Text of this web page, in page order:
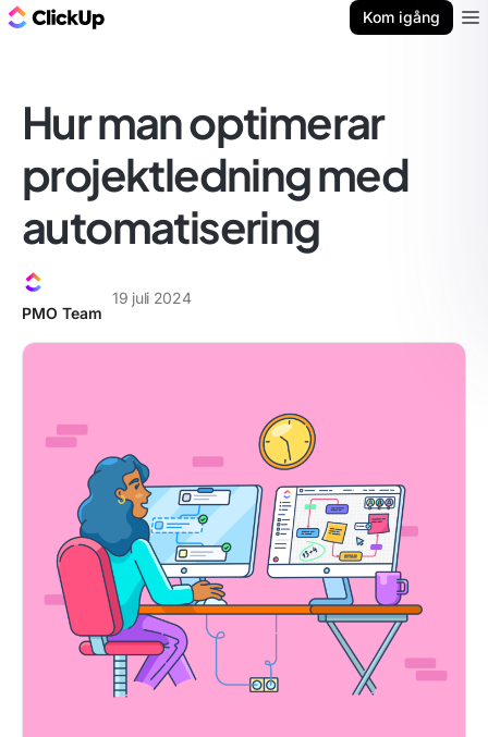
Kom igång
Hur man optimerar
projektledning med
automatisering
PMO Team
19 juli 2024